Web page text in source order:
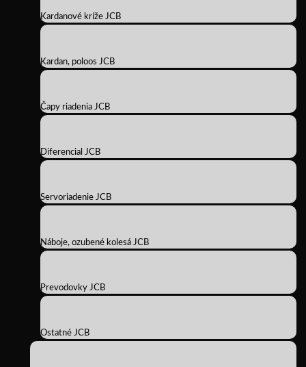
Kardanové kríže JCB
Kardan, poloos JCB
Čapy riadenia JCB
Diferencial JCB
Servoriadenie JCB
Náboje, ozubené kolesá JCB
Prevodovky JCB
Ostatné JCB